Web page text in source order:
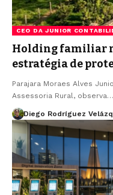
CEO DA JUNIOR
Holding familiar
estratégia de
Parajara Moraes Alves
Assessoria Rural, observa…
Diego Rodríguez